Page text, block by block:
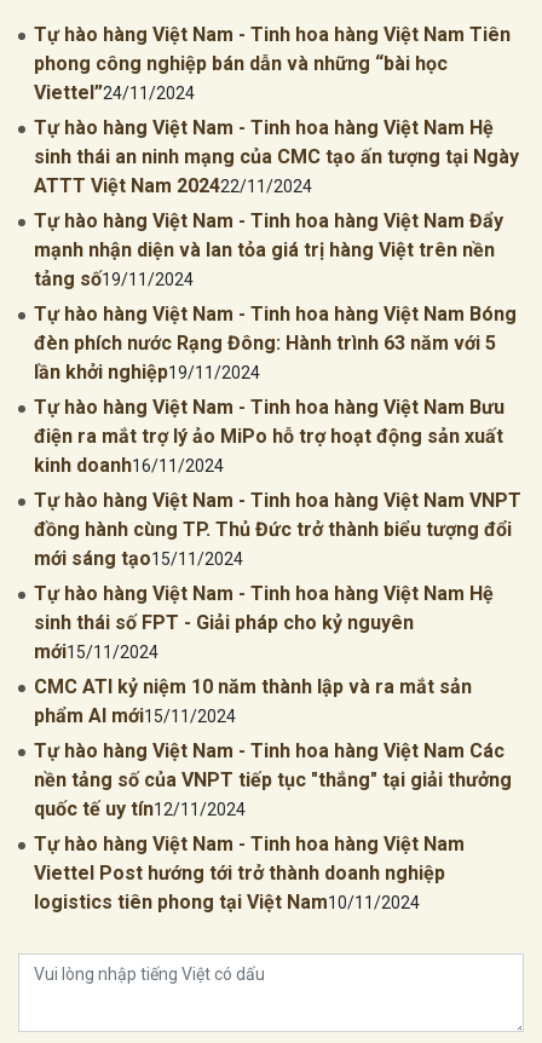
Tự hào hàng Việt Nam - Tinh hoa hàng Việt Nam Tiên
phong công nghiệp bán dẫn và những “bài học
Viettel”24/11/2024
Tự hào hàng Việt Nam - Tinh hoa hàng Việt Nam Hệ
sinh thái an ninh mạng của CMC tạo ấn tượng tại Ngày
ATTT Việt Nam 202422/11/2024
Tự hào hàng Việt Nam - Tinh hoa hàng Việt Nam Đẩy
mạnh nhận diện và lan tỏa giá trị hàng Việt trên nền
tảng số19/11/2024
Tự hào hàng Việt Nam - Tinh hoa hàng Việt Nam Bóng
đèn phích nước Rạng Đông: Hành trình 63 năm với 5
lần khởi nghiệp19/11/2024
Tự hào hàng Việt Nam - Tinh hoa hàng Việt Nam Bưu
điện ra mắt trợ lý ảo MiPo hỗ trợ hoạt động sản xuất
kinh doanh16/11/2024
Tự hào hàng Việt Nam - Tinh hoa hàng Việt Nam VNPT
đồng hành cùng TP. Thủ Đức trở thành biểu tượng đổi
mới sáng tạo15/11/2024
Tự hào hàng Việt Nam - Tinh hoa hàng Việt Nam Hệ
sinh thái số FPT - Giải pháp cho kỷ nguyên
mới15/11/2024
CMC ATI kỷ niệm 10 năm thành lập và ra mắt sản
phẩm AI mới15/11/2024
Tự hào hàng Việt Nam - Tinh hoa hàng Việt Nam Các
nền tảng số của VNPT tiếp tục "thắng" tại giải thưởng
quốc tế uy tín12/11/2024
Tự hào hàng Việt Nam - Tinh hoa hàng Việt Nam
Viettel Post hướng tới trở thành doanh nghiệp
logistics tiên phong tại Việt Nam10/11/2024